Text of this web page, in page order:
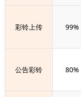
彩铃上传 99%
公告彩铃 80%